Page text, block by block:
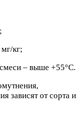
кг;
– выше +55°С.
зависят от сорта и